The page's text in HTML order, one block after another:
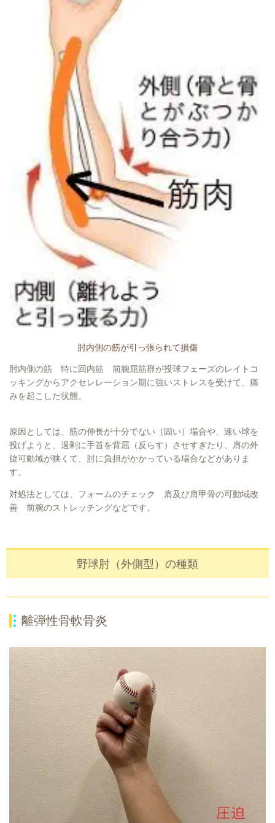
肘内側の筋が引っ張られて損傷
肘内側の筋 特に回内筋 前腕屈筋群が投球フェーズのレイトコ
ッキングからアクセレレーション期に強いストレスを受けて、痛
みを起こした状態。
原因としては、筋の伸長が十分でない（固い）場合や、速い球を
投げようと、過剰に手首を背屈（反らす）させすぎたり、肩の外
旋可動域が狭くて、肘に負担がかかっている場合などがありま
す。
対処法としては、フォームのチェック 肩及び肩甲骨の可動域改
善 前腕のストレッチングなどです。
野球肘（外側型）の種類
離弾性骨軟骨炎